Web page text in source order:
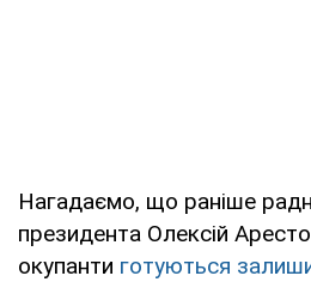
Нагадаємо, що раніше
президента Олексій
окупанти готуються